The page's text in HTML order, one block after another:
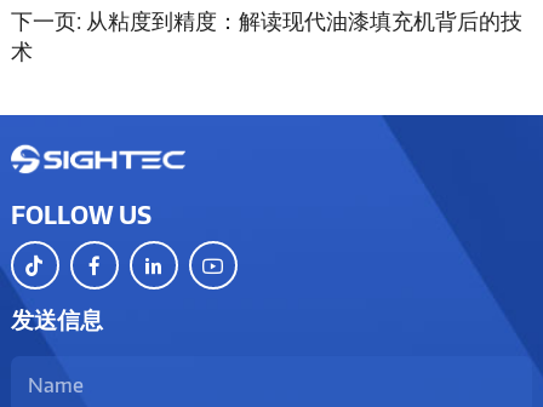
下一页: 从粘度到精度：解读现代油漆填充机背后的技
术
FOLLOW US
发送信息